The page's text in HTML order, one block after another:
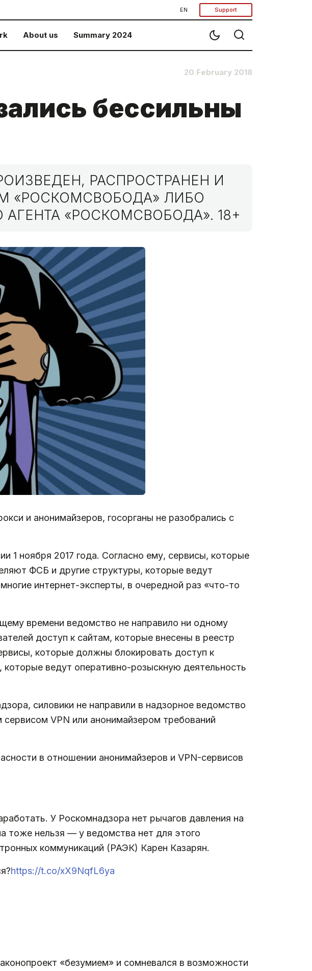
EN Support
About us Summary 2024
20 February 2018
бессильны
РАСПРОСТРАНЕН И
«РОСКОМСВОБОДА» ЛИБО
«РОСКОМСВОБОДА». 18+
и анонимайзеров, госорганы не разобрались с
1 ноября 2017 года. Согласно ему, сервисы, которые
ФСБ и другие структуры, которые ведут
интернет-эксперты, в очередной раз «что-то
времени ведомство не направило ни одному
доступ к сайтам, которые внесены в реестр
которые должны блокировать доступ к
ведут оперативно-розыскную деятельность
силовики не направили в надзорное ведомство
VPN или анонимайзером требований
в отношении анонимайзеров и VPN-сервисов
У Роскомнадзора нет рычагов давления на
тоже нельзя — у ведомства нет для этого
коммуникаций (РАЭК) Карен Казарян.
https://t.co/xX9NqfL6ya
«безумием» и сомневался в возможности